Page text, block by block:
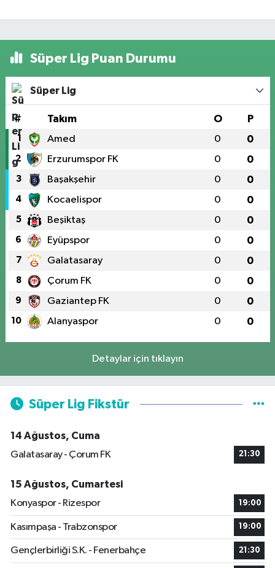
Süper Lig Puan Durumu
Süper Lig
# Takım O P
1 Amed 0 0
2 Erzurumspor FK 0 0
3 Başakşehir 0 0
4 Kocaelispor 0 0
5 Beşiktaş 0 0
6 Eyüpspor 0 0
7 Galatasaray 0 0
8 Çorum FK 0 0
9 Gaziantep FK 0 0
10 Alanyaspor 0 0
Detaylar için tıklayın
Süper Lig Fikstür
14 Ağustos, Cuma
Galatasaray - Çorum FK
21:30
15 Ağustos, Cumartesi
Konyaspor - Rizespor
19:00
Kasımpaşa - Trabzonspor 19:00
Gençlerbirliği S.K. - Fenerbahçe 21:30